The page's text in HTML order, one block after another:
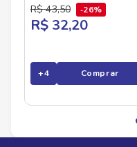
R$ 43,50 26%
R$ 32,20
+4 Comprar